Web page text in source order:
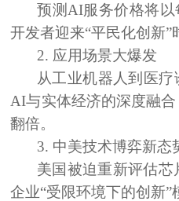
预测AI服务价格将
开发者迎来“平民化创新”
2. 应用场景大爆发
从工业机器人到医
AI与实体经济的深度融
翻倍。
3. 中美技术博弈新态
美国被迫重新评估
企业“受限环境下的创新”